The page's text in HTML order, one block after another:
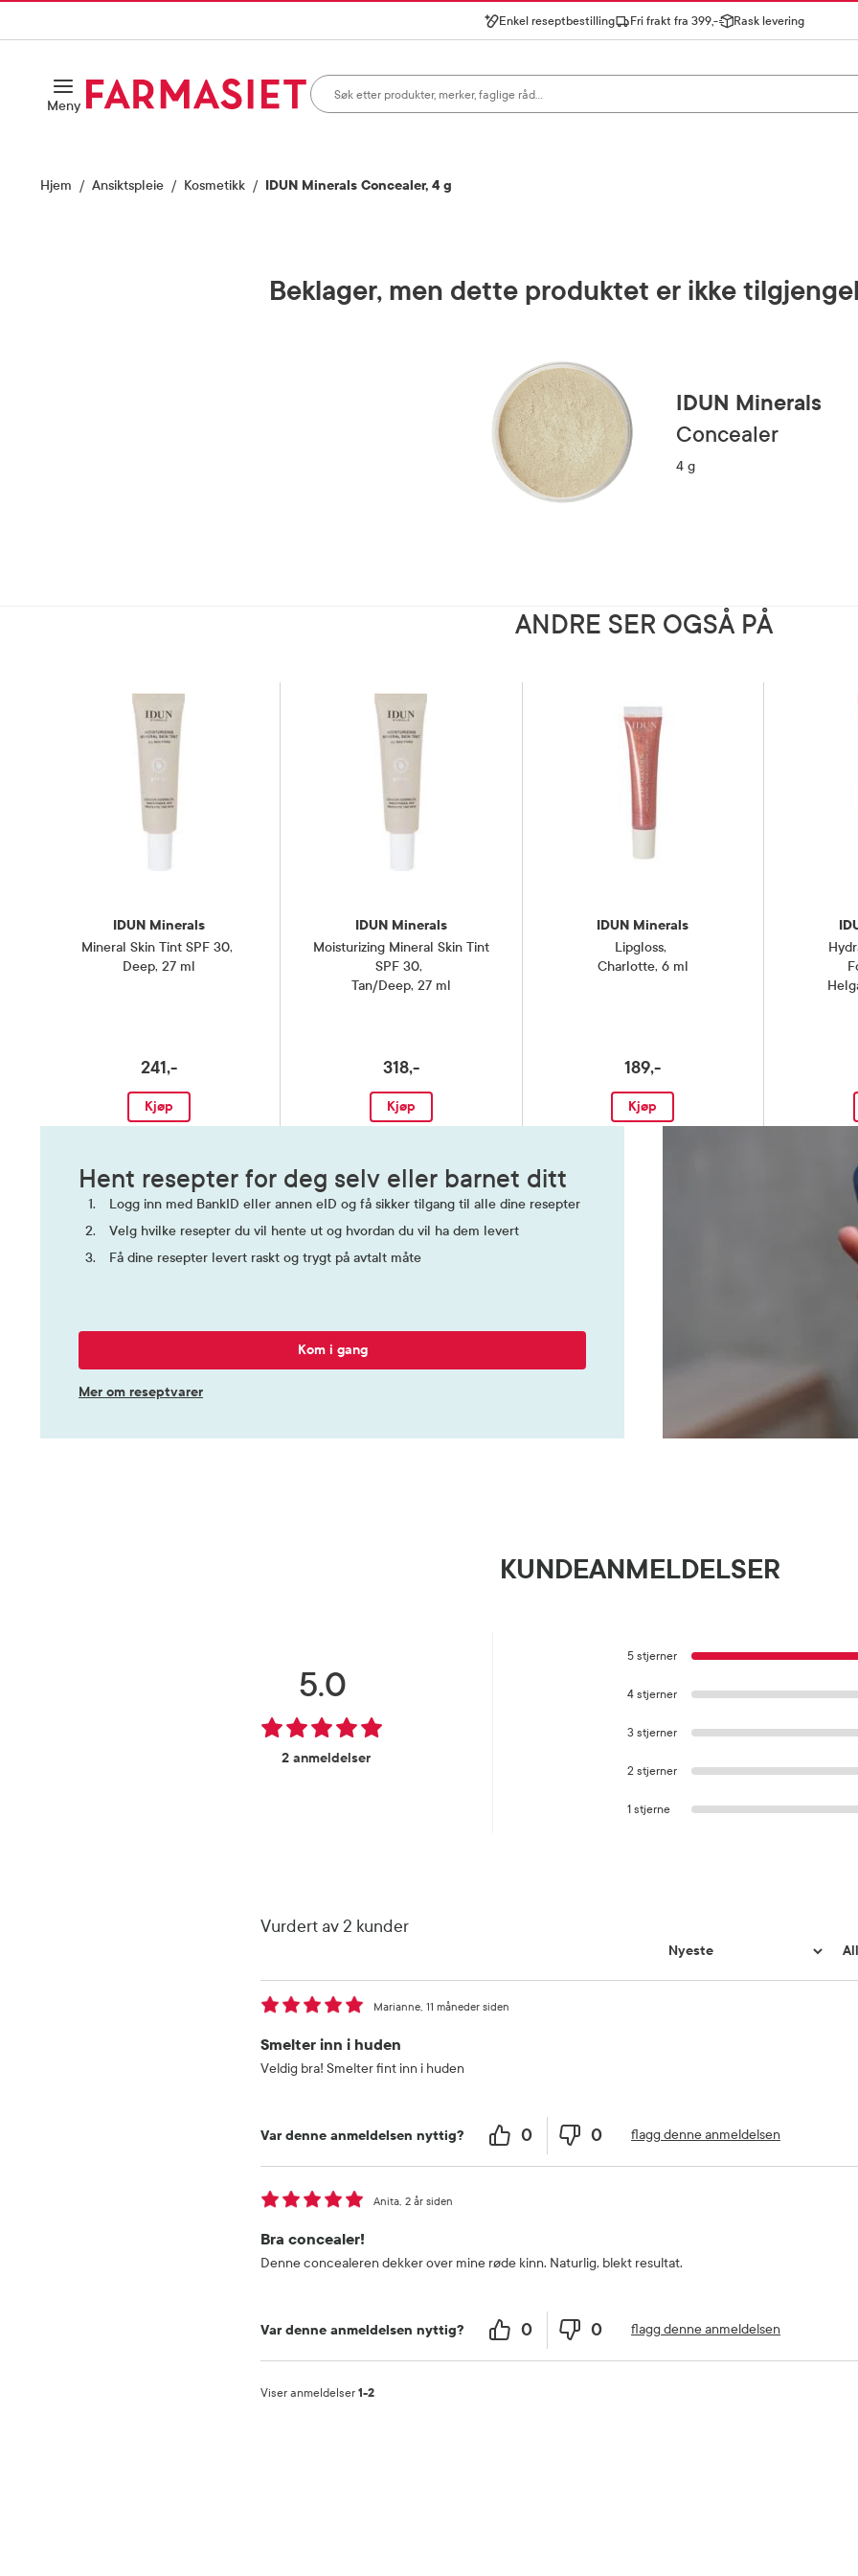
Enkel reseptbestilling Fri frakt fra 399,- Rask levering
INNHOLD
MenyÅpne
Søk i apotek
Hjem Ansiktspleie Kosmetikk IDUN Minerals Concealer, 4 g
Beklager, men dette produktet er ikke
IDUN Minerals
Concealer
4 g
ANDRE SER OGSÅ PÅ
IDUN Minerals
Mineral Skin Tint SPF 30,
Deep, 27 ml
241,-
Kjøp
IDUN Minerals
Moisturizing Mineral Skin Tint
SPF 30,
Tan/Deep, 27 ml
318,-
Kjøp
IDUN Minerals
Lipgloss,
Charlotte, 6 ml
189,-
Kjøp
Hent resepter for deg selv eller barnet ditt
Logg inn med BankID eller annen eID og få sikker tilgang til alle dine resepter
Velg hvilke resepter du vil hente ut og hvordan du vil ha dem levert
Få dine resepter levert raskt og trygt på avtalt måte
Kom i gang
Mer om reseptvarer
KUNDEANMELDELSER
5.0
2 anmeldelser
5 stjerner
4 stjerner
3 stjerner
2 stjerner
1 stjerne
Vurdert av 2 kunder
Smelter inn i huden
11 måneder siden
Marianne
Veldig bra! Smelter fint inn i huden
Var denne anmeldelsen nyttig? 0 0 flagg denne anmeldelsen
Bra concealer!
2 år siden
Anita
Denne concealeren dekker over mine røde kinn. Naturlig, blekt resultat.
Var denne anmeldelsen nyttig? 0 0 flagg denne anmeldelsen
Viser anmeldelser 1-2